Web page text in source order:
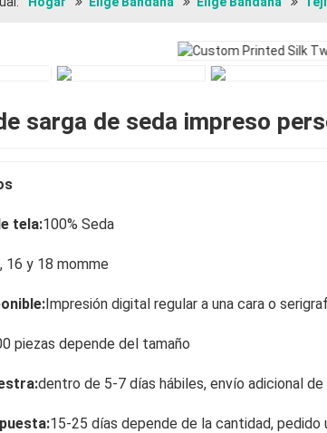
sarga de seda impreso
tela:100% Seda
16 y 18 momme
Impresión digital regular a una cara o
piezas depende del tamaño
dentro de 5-7 días hábiles, envío adicional
15-25 días depende de la cantidad,